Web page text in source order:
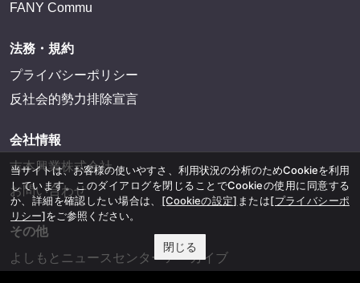
FANY Commu
法務・規約
プライバシーポリシー
反社会的勢力排除宣言
会社情報
吉本興業株式会社
お問い合わせ
その他
よしもとニュースセンターアーカイブ
当サイトは、お客様の使いやすさ、利用状況の分析のためCookieを利用
しています。このダイアログを閉じることでCookieの使用に同意する
か、詳細を確認したい場合は、 [Cookieの設定] または[プライバシーポ
リシー]をご参照ください。
閉じる